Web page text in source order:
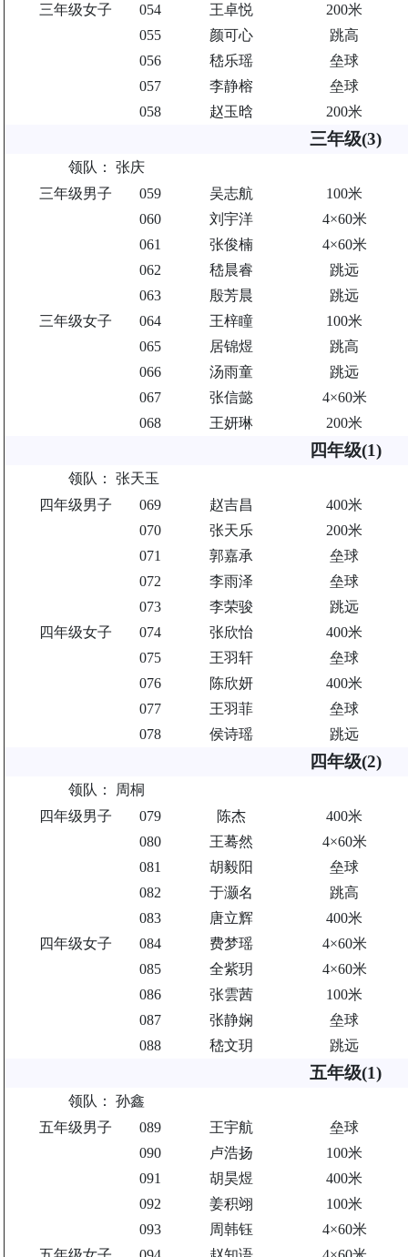
三年级女子
054 王卓悦
200米
055
颜可心
跳高
056
嵇乐瑶
垒球
057
李静榕
垒球
058
赵玉晗 200米
三年级(3)
领队：
张庆
三年级男子
059 吴志航
100米
060
刘宇洋
4×60米
061
张俊楠
4×60米
062
嵇晨睿
跳远
063
殷芳晨
跳远
三年级女子
064 王梓瞳
100米
065
居锦煜
跳高
066
汤雨童
跳远
067
张信懿
4×60米
068
王妍琳 200米
四年级(1)
领队：
张天玉
四年级男子
069 赵吉昌
400米
070
张天乐
200米
071
郭嘉承
垒球
072
李雨泽
垒球
073
李荣骏
跳远
四年级女子
074 张欣怡
400米
075
王羽轩
垒球
076
陈欣妍
400米
077
王羽菲
垒球
078
侯诗瑶 跳远
四年级(2)
领队：
周桐
四年级男子
079 陈杰
400米
080
王蓦然
4×60米
081
胡毅阳
垒球
082
于灏名
跳高
083
唐立辉
400米
四年级女子
084 费梦瑶
4×60米
085
全紫玥
4×60米
086
张雲茜
100米
087
张静娴
垒球
088
嵇文玥 跳远
五年级(1)
领队：
孙鑫
五年级男子
089 王宇航
垒球
090
卢浩扬
100米
091
胡昊煜
400米
092
姜积翊
100米
093
周韩钰
4×60米